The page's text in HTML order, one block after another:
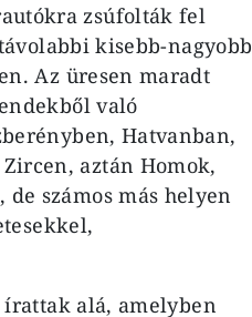
zsúfolták fel
kisebb-nagyobb
Az üresen maradt
való
Hatvanban,
aztán Homok,
számos más helyen
alá, amelyben